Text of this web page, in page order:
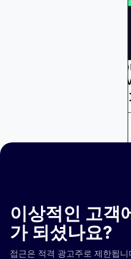
プラットフォームとツール
コネクテッドTV（
測定可能なアテンショ
이상적인 고객
가 되셨나요?
접근은 적격 광고주로 제한됩니